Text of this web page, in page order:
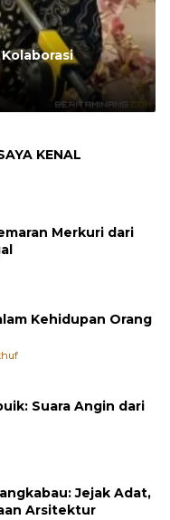
SAYA KENAL
Merkuri dari
Kehidupan Orang
Suara Angin dari
Jejak Adat,
Arsitektur